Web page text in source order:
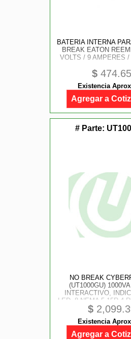
BATERIA INTERNA
BREAK EATON
VOLTS / 9 AMPERES /
$ 474.65
Existencia Aprox
Agregar a
# Parte:
NO BREAK
(UT1000GU)
INTERACTIVO,
LED, 8 NEMA 5-15R 4
4 SUPRESIÓN Y
TORRE, PUERTO
POWER, 2 AÑOS EN
AÑO EN
$
Existencia Aprox
Agregar a